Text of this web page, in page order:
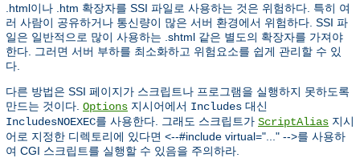
.html이나 .htm 확장자를 SSI 파일로 사용하는 것은 위험하다. 특히 여
러 사람이 공유하거나 통신량이 많은 서버 환경에서 위험하다. SSI 파
일은 일반적으로 많이 사용하는 .shtml 같은 별도의 확장자를 가져야
한다. 그러면 서버 부하를 최소화하고 위험요소를 쉽게 관리할 수 있
다.
다른 방법은 SSI 페이지가 스크립트나 프로그램을 실행하지 못하도록
만드는 것이다. Options 지시어에서 Includes 대신
IncludesNOEXEC를 사용한다. 그래도 스크립트가 ScriptAlias 지시
어로 지정한 디렉토리에 있다면 <--#include virtual="..." -->를 사용하
여 CGI 스크립트를 실행할 수 있음을 주의하라.